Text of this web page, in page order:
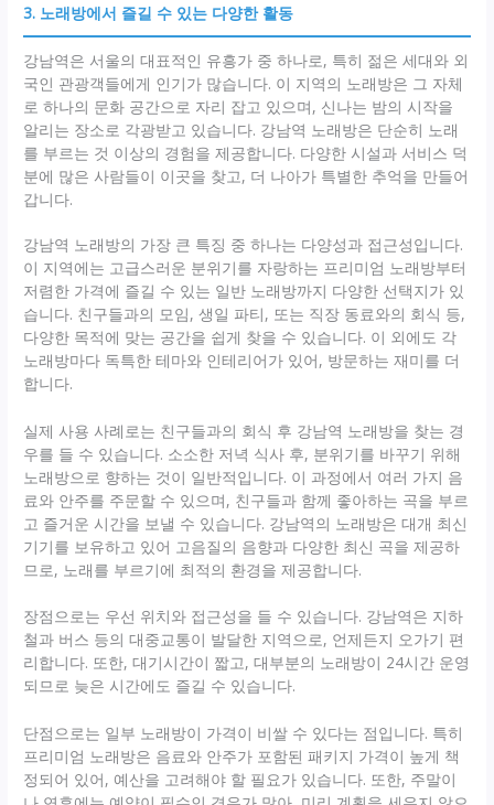
3. 노래방에서 즐길 수 있는 다양한 활동
강남역은 서울의 대표적인 유흥가 중 하나로, 특히 젊은 세대와 외
국인 관광객들에게 인기가 많습니다. 이 지역의 노래방은 그 자체
로 하나의 문화 공간으로 자리 잡고 있으며, 신나는 밤의 시작을
알리는 장소로 각광받고 있습니다. 강남역 노래방은 단순히 노래
를 부르는 것 이상의 경험을 제공합니다. 다양한 시설과 서비스 덕
분에 많은 사람들이 이곳을 찾고, 더 나아가 특별한 추억을 만들어
갑니다.
강남역 노래방의 가장 큰 특징 중 하나는 다양성과 접근성입니다.
이 지역에는 고급스러운 분위기를 자랑하는 프리미엄 노래방부터
저렴한 가격에 즐길 수 있는 일반 노래방까지 다양한 선택지가 있
습니다. 친구들과의 모임, 생일 파티, 또는 직장 동료와의 회식 등,
다양한 목적에 맞는 공간을 쉽게 찾을 수 있습니다. 이 외에도 각
노래방마다 독특한 테마와 인테리어가 있어, 방문하는 재미를 더
합니다.
실제 사용 사례로는 친구들과의 회식 후 강남역 노래방을 찾는 경
우를 들 수 있습니다. 소소한 저녁 식사 후, 분위기를 바꾸기 위해
노래방으로 향하는 것이 일반적입니다. 이 과정에서 여러 가지 음
료와 안주를 주문할 수 있으며, 친구들과 함께 좋아하는 곡을 부르
고 즐거운 시간을 보낼 수 있습니다. 강남역의 노래방은 대개 최신
기기를 보유하고 있어 고음질의 음향과 다양한 최신 곡을 제공하
므로, 노래를 부르기에 최적의 환경을 제공합니다.
장점으로는 우선 위치와 접근성을 들 수 있습니다. 강남역은 지하
철과 버스 등의 대중교통이 발달한 지역으로, 언제든지 오가기 편
리합니다. 또한, 대기시간이 짧고, 대부분의 노래방이 24시간 운영
되므로 늦은 시간에도 즐길 수 있습니다.
단점으로는 일부 노래방이 가격이 비쌀 수 있다는 점입니다. 특히
프리미엄 노래방은 음료와 안주가 포함된 패키지 가격이 높게 책
정되어 있어, 예산을 고려해야 할 필요가 있습니다. 또한, 주말이